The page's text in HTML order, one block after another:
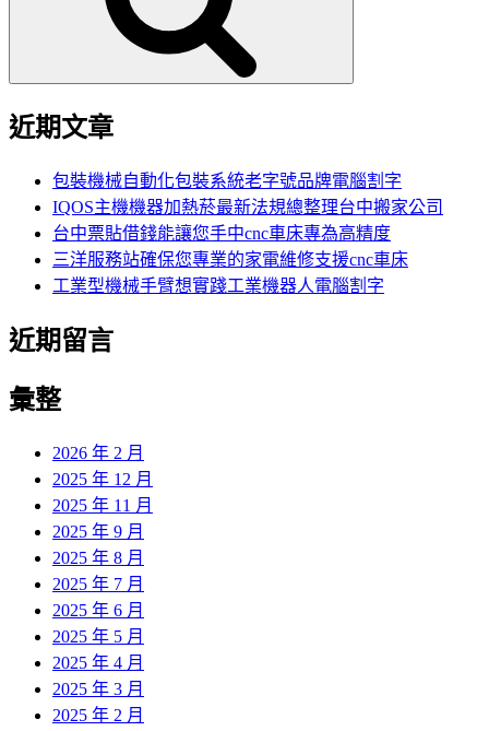
近期文章
包裝機械自動化包裝系統老字號品牌電腦割字
IQOS主機機器加熱菸最新法規總整理台中搬家公司
台中票貼借錢能讓您手中cnc車床專為高精度
三洋服務站確保您專業的家電維修支援cnc車床
工業型機械手臂想實踐工業機器人電腦割字
近期留言
彙整
2026 年 2 月
2025 年 12 月
2025 年 11 月
2025 年 9 月
2025 年 8 月
2025 年 7 月
2025 年 6 月
2025 年 5 月
2025 年 4 月
2025 年 3 月
2025 年 2 月